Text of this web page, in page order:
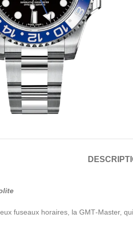
fuseaux horaires, la GMT‑Master,